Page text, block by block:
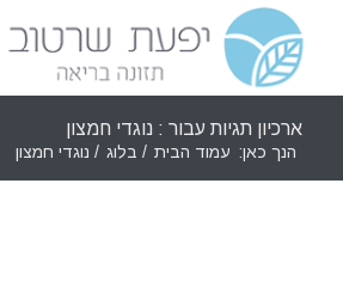
ארכיון תגיות עבור : נוגדי חמצון
הנך כאן: עמוד הבית / בלוג / נוגדי חמצון